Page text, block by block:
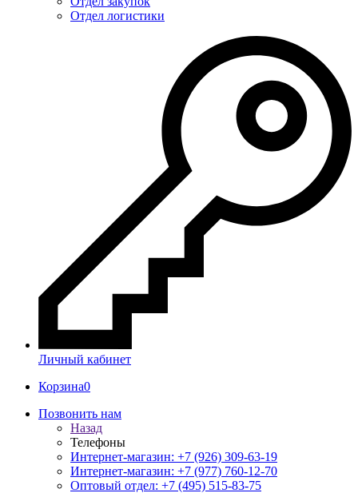
Отдел логистики
Личный кабинет
Корзина0
Позвонить нам
Назад
Телефоны
Интернет-магазин: +7 (926) 309-63-19
Интернет-магазин: +7 (977) 760-12-70
Оптовый отдел: +7 (495) 515-83-75